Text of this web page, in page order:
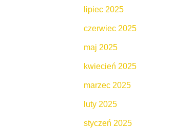
lipiec 2025
czerwiec 2025
maj 2025
kwiecień 2025
marzec 2025
luty 2025
styczeń 2025